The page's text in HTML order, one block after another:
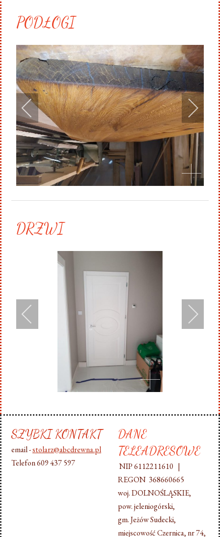
PODŁOGI
DRZWI
SZYBKI KONTAKT
email -stolarz@abcdrewna.pl
Telefon 609 437 597
DANE
TELEADRESOWE
NIP 6112211610 |
REGON 368660665
woj. DOLNOŚLĄSKIE,
pow. jeleniogórski,
gm. Jeżów Sudecki,
miejscowość Czernica, nr 74,
.